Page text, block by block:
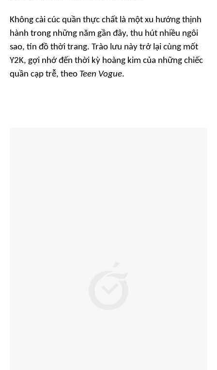
Không cài cúc quần thực chất là một xu hướng thịnh
hành trong những năm gần đây, thu hút nhiều ngôi
sao, tín đồ thời trang. Trào lưu này trở lại cùng mốt
Y2K, gợi nhớ đến thời kỳ hoàng kim của những chiếc
quần cạp trễ, theo Teen Vogue.